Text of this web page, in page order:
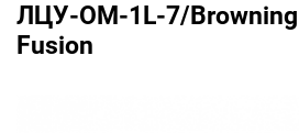
ЛЦУ-ОМ-1L-7/Browning
Fusion